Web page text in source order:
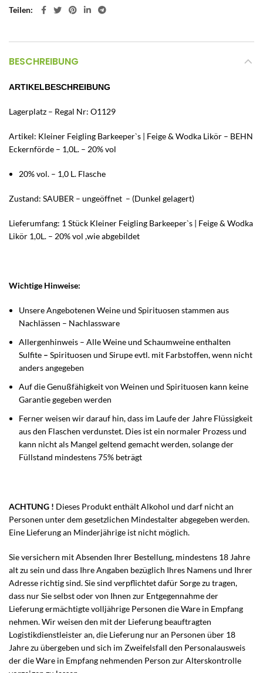
Teilen
BESCHREIBUNG
ARTIKELBESCHREIBUNG
Lagerplatz – Regal Nr: O1129
Artikel: Kleiner Feigling Barkeeper`s | Feige & Wodka Likör – BEHN
Eckernförde – 1,0L. – 20% vol
20% vol. – 1,0 L. Flasche
Zustand: SAUBER – ungeöffnet – (Dunkel gelagert)
Lieferumfang: 1 Stück Kleiner Feigling Barkeeper`s | Feige & Wodka
Likör 1,0L. – 20% vol ,wie abgebildet
Wichtige Hinweise:
Unsere Angebotenen Weine und Spirituosen stammen aus
Nachlässen – Nachlassware
Allergenhinweis – Alle Weine und Schaumweine enthalten
Sulfite – Spirituosen und Sirupe evtl. mit Farbstoffen, wenn nicht
anders angegeben
Auf die Genußfähigkeit von Weinen und Spirituosen kann keine
Garantie gegeben werden
Ferner weisen wir darauf hin, dass im Laufe der Jahre Flüssigkeit
aus den Flaschen verdunstet. Dies ist ein normaler Prozess und
kann nicht als Mangel geltend gemacht werden, solange der
Füllstand mindestens 75% beträgt
ACHTUNG ! Dieses Produkt enthält Alkohol und darf nicht an
Personen unter dem gesetzlichen Mindestalter abgegeben werden.
Eine Lieferung an Minderjährige ist nicht möglich.
Sie versichern mit Absenden Ihrer Bestellung, mindestens 18 Jahre
alt zu sein und dass Ihre Angaben bezüglich Ihres Namens und Ihrer
Adresse richtig sind. Sie sind verpflichtet dafür Sorge zu tragen,
dass nur Sie selbst oder von Ihnen zur Entgegennahme der
Lieferung ermächtigte volljährige Personen die Ware in Empfang
nehmen. Wir weisen den mit der Lieferung beauftragten
Logistikdienstleister an, die Lieferung nur an Personen über 18
Jahre zu übergeben und sich im Zweifelsfall den Personalausweis
der die Ware in Empfang nehmenden Person zur Alterskontrolle